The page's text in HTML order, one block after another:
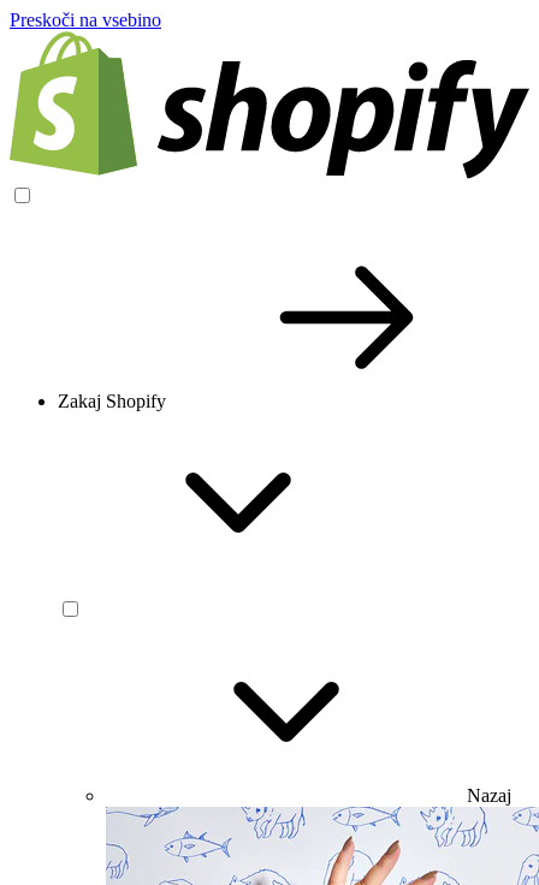
Preskoči na vsebino
Zakaj Shopify
Nazaj